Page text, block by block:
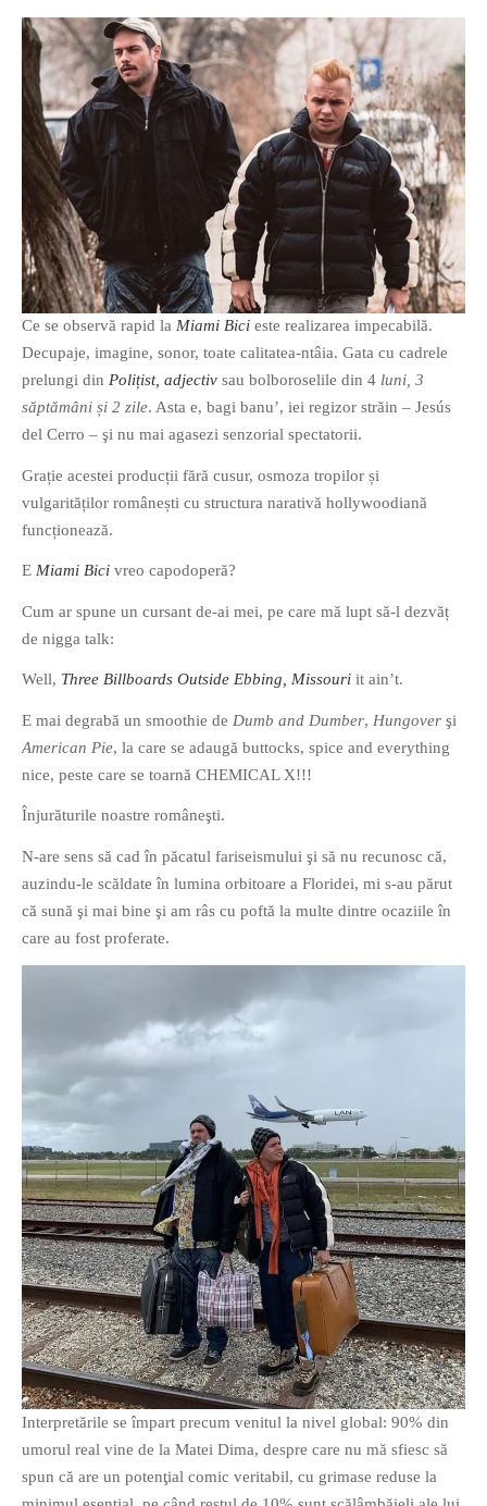
PAGINI
Ce fac?
Clasicul „Despre mine…”
Contact
Descarca povestirea Floare
Albastra!
Download 101 Movie
Acrostics!
PRIETENI APROPIATI
Victor Sosea – Designer
PRIETENI DIN AFARA BRESLEI
GloryBox.ro
Vreau-schimbare.ro
Ce se observă rapid la Miami Bici este realizarea impecabilă.
Decupaje, imagine, sonor, toate calitatea-ntâia. Gata cu cadrele
prelungi din Polițist, adjectiv sau bolboroselile din 4 luni, 3
săptămâni și 2 zile. Asta e, bagi banu’, iei regizor străin – Jesús
del Cerro – şi nu mai agasezi senzorial spectatorii.
Grație acestei producții fără cusur, osmoza tropilor și
vulgarităților românești cu structura narativă hollywoodiană
funcționează.
E Miami Bici vreo capodoperă?
Cum ar spune un cursant de-ai mei, pe care mă lupt să-l dezvăț
de nigga talk:
Well, Three Billboards Outside Ebbing, Missouri it ain’t.
E mai degrabă un smoothie de Dumb and Dumber, Hungover şi
American Pie, la care se adaugă buttocks, spice and everything
nice, peste care se toarnă CHEMICAL X!!!
Înjurăturile noastre româneşti.
N-are sens să cad în păcatul fariseismului şi să nu recunosc că,
auzindu-le scăldate în lumina orbitoare a Floridei, mi s-au părut
că sună şi mai bine şi am râs cu poftă la multe dintre ocaziile în
care au fost proferate.
Interpretările se împart precum venitul la nivel global: 90% din
umorul real vine de la Matei Dima, despre care nu mă sfiesc să
spun că are un potenţial comic veritabil, cu grimase reduse la